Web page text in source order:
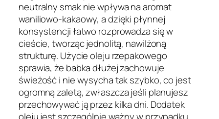
neutralny smak nie wpływa na aromat
waniliowo-kakaowy, a dzięki płynnej
konsystencji łatwo rozprowadza się w
cieście, tworząc jednolitą, nawilżoną
strukturę. Użycie oleju rzepakowego
sprawia, że babka dłużej zachowuje
świeżość i nie wysycha tak szybko, co jest
ogromną zaletą, zwłaszcza jeśli planujesz
przechowywać ją przez kilka dni. Dodatek